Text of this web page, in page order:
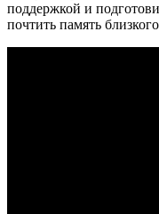
поддержкой и
почтить память